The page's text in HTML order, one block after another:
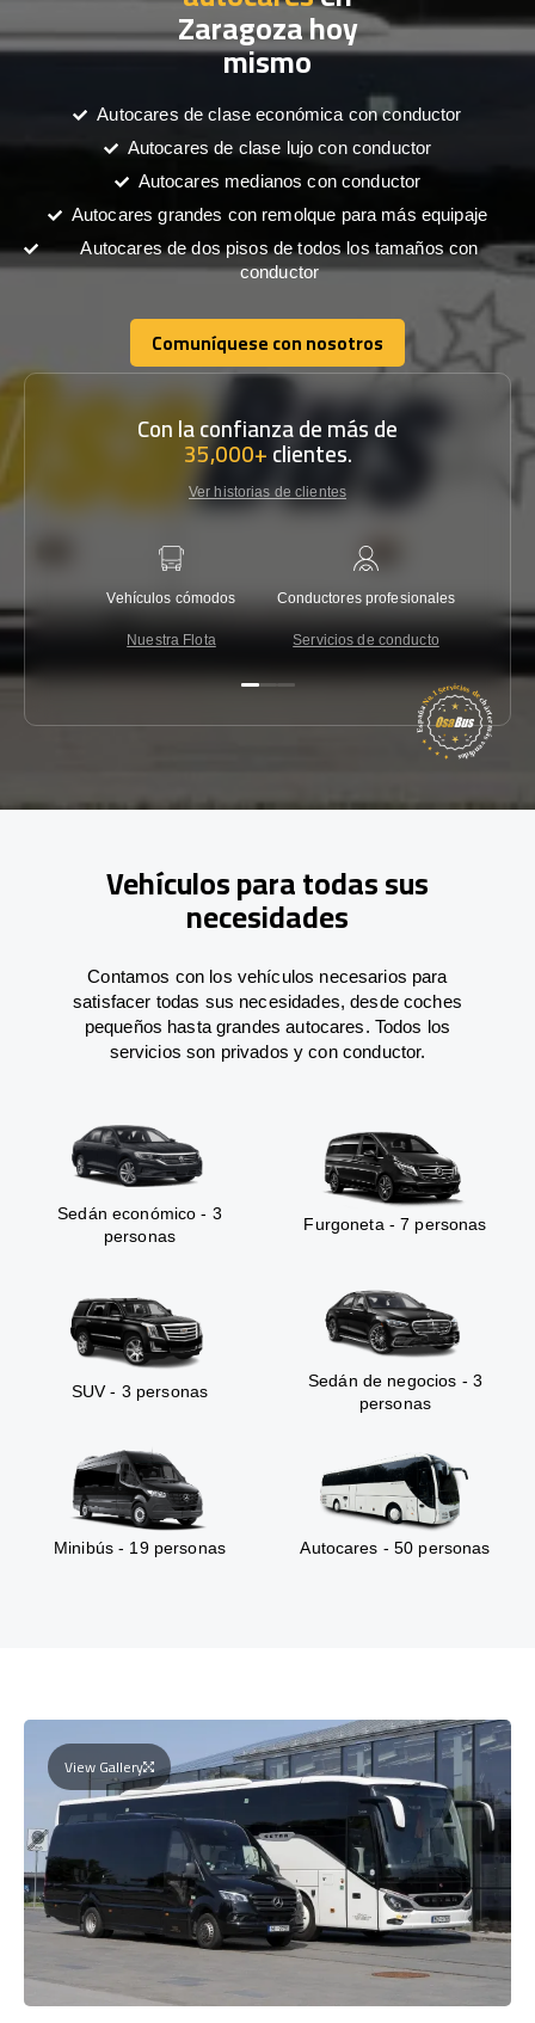
Zaragoza hoy
mismo
Autocares de clase económica con conductor
Autocares de clase lujo con conductor
Autocares medianos con conductor
Autocares grandes con remolque para más equipaje
Autocares de dos pisos de todos los tamaños con
conductor
Comuníquese con nosotros
Comuníquese con nosotros
Con la confianza de más de
35,000+clientes.
Ver historias de clientes
Vehículos cómodos
Nuestra Flota
Conductores profesionales
Servicios de conducto
Vehículos para todas sus
necesidades
Contamos con los vehículos necesarios para
satisfacer todas sus necesidades, desde coches
pequeños hasta grandes autocares. Todos los
servicios son privados y con conductor.
Sedán económico - 3
personas
Furgoneta - 7 personas
SUV - 3 personas
Sedán de negocios - 3
personas
Minibús - 19 personas Autocares - 50 personas
View Gallery